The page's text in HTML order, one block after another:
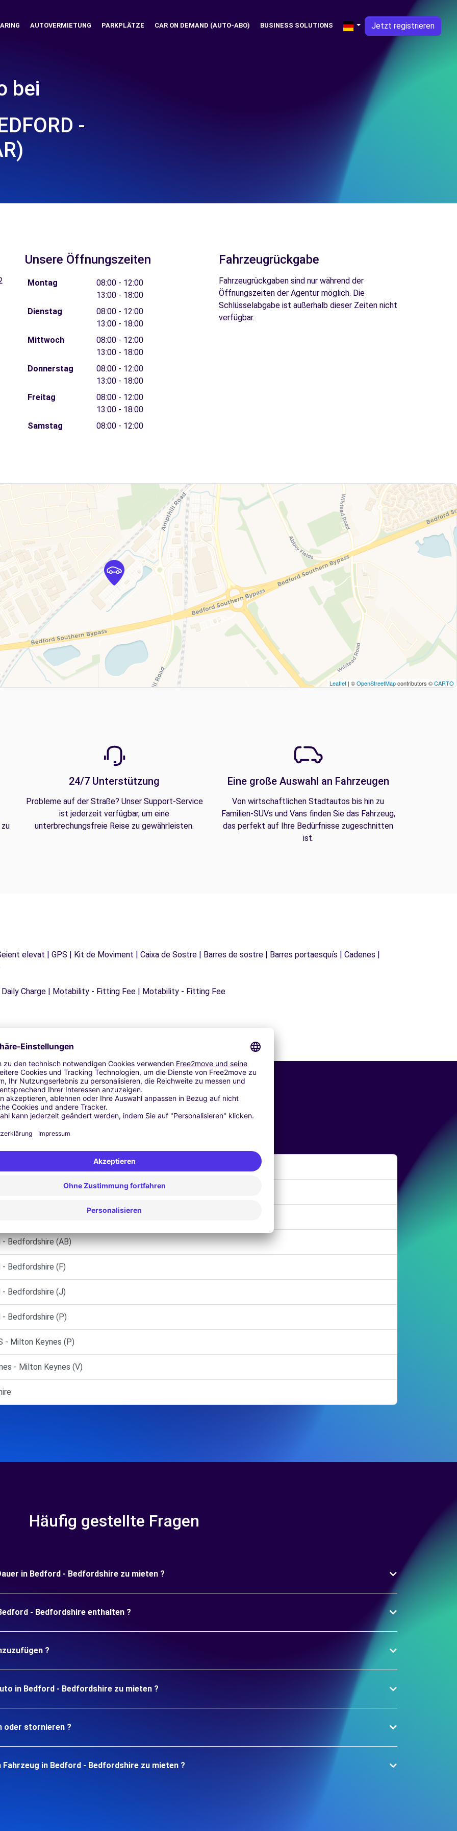
AUTOVERMIETUNG PARKPLÄTZE CAR ON DEMAND (AUTO-ABO) BUSINESS SOLUTIONS Jetzt registrieren
bei
-
Unsere Öffnungszeiten
Montag
08:00 - 12:00
13:00 - 18:00
Dienstag
08:00 - 12:00
13:00 - 18:00
Mittwoch
08:00 - 12:00
13:00 - 18:00
Donnerstag
08:00 - 12:00
13:00 - 18:00
Freitag
08:00 - 12:00
13:00 - 18:00
Samstag
08:00 - 12:00
Fahrzeugrückgabe
Fahrzeugrückgaben sind nur während der
Öffnungszeiten der Agentur möglich. Die
Schlüsselabgabe ist außerhalb dieser Zeiten nicht
verfügbar.
Leaflet | ©OpenStreetMapcontributors ©CARTO
24/7 Unterstützung
Probleme auf der Straße? Unser Support-Service
ist jederzeit verfügbar, um eine
unterbrechungsfreie Reise zu gewährleisten.
Eine große Auswahl an Fahrzeugen
Von wirtschaftlichen Stadtautos bis hin zu
Familien-SUVs und Vans finden Sie das Fahrzeug,
das perfekt auf Ihre Bedürfnisse zugeschnitten
ist.
elevat | GPS | Kit de Moviment | Caixa de Sostre | Barres de sostre | Barres portaesquís | Cadenes |
Charge | Motability - Fitting Fee | Motability - Fitting Fee
Ähnliche Agenturen
- Bedfordshire (AB)
- Bedfordshire (F)
- Bedfordshire (J)
- Bedfordshire (P)
- Milton Keynes (P)
- Milton Keynes (V)
Häufig gestellte Fragen
in Bedford - Bedfordshire zu mieten ?
- Bedfordshire enthalten ?
?
in Bedford - Bedfordshire zu mieten ?
oder stornieren ?
in Bedford - Bedfordshire zu mieten ?